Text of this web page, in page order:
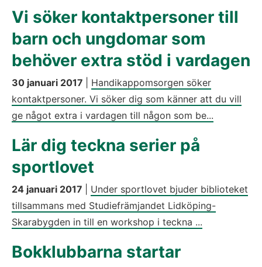
Vi söker kontaktpersoner till
barn och ungdomar som
behöver extra stöd i vardagen
30 januari 2017
Handikappomsorgen söker
kontaktpersoner. Vi söker dig som känner att du vill
ge något extra i vardagen till någon som be...
Lär dig teckna serier på
sportlovet
24 januari 2017
Under sportlovet bjuder biblioteket
tillsammans med Studiefrämjandet Lidköping-
Skarabygden in till en workshop i teckna ...
Bokklubbarna startar